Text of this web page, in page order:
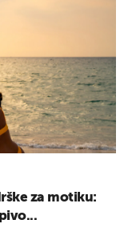
za motiku: